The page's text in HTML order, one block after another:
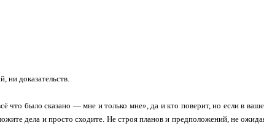
ни доказательств.
что было сказано — мне и только мне», да и кто поверит, но если в
дела и просто сходите. Не строя планов и предположений, не